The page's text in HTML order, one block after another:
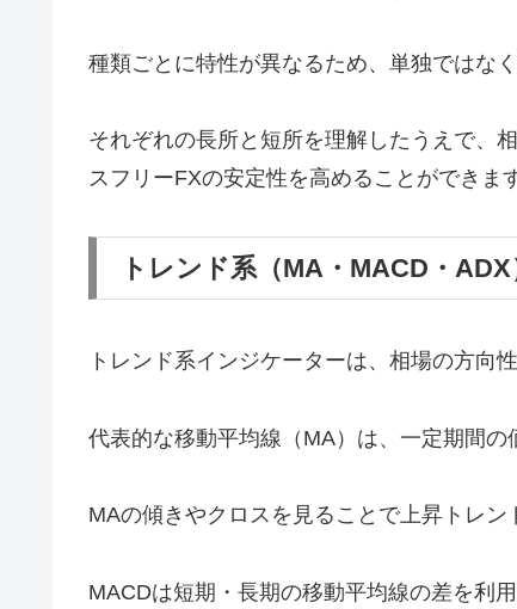
種類ごとに特性が異なるため、単独ではな
それぞれの長所と短所を理解したうえで、
スフリーFXの安定性を高めることができます
トレンド系（MA・MACD・
トレンド系インジケーターは、相場の方向
代表的な移動平均線（MA）は、一定期間の
MAの傾きやクロスを見ることで上昇トレン
MACDは短期・長期の移動平均線の差を利